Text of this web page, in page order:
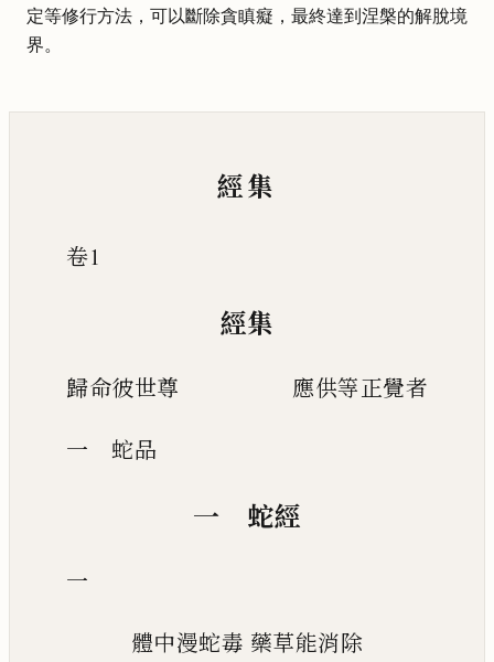
定等修行方法，可以斷除貪瞋癡，最終達到涅槃的解脫境
界。
經集
卷1
經集
歸命彼世尊 應供等正覺者
一 蛇品
一 蛇經
一
體中漫蛇毒 藥草能消除